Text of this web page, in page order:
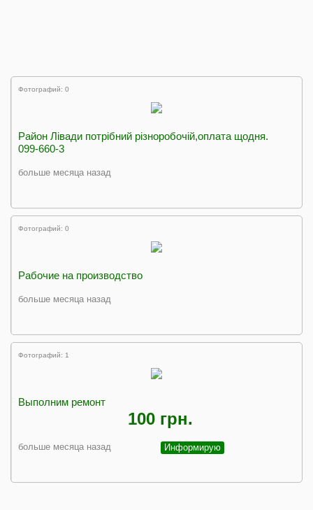
Фотографий: 0
Район Лівади потрібний різноробочій,оплата щодня.
099-660-3
больше месяца назад
Фотографий: 0
Рабочие на производство
больше месяца назад
Фотографий: 1
Выполним ремонт
100 грн.
больше месяца назад Информирую